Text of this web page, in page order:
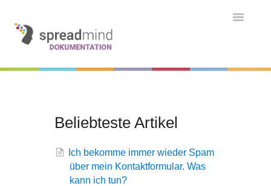
Toggle
Beliebteste Artikel
Ich bekomme immer wieder Spam
über mein Kontaktformular. Was
kann ich tun?